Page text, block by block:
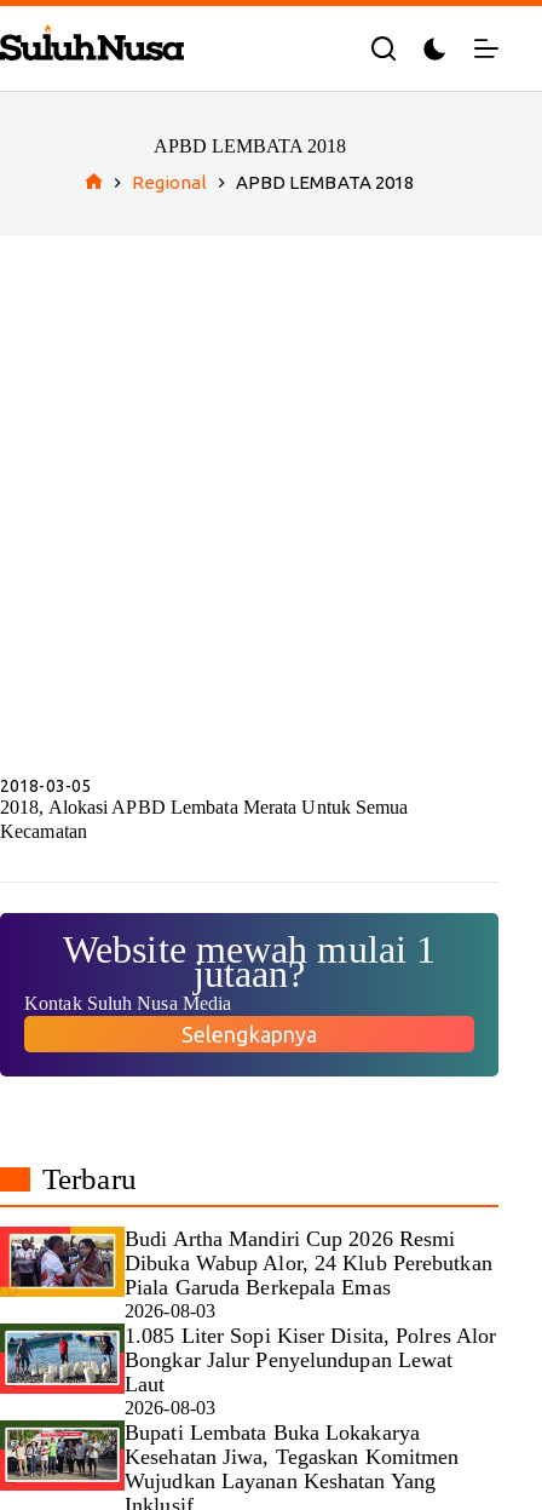
Skip
to
content
APBD LEMBATA 2018
Regional APBD LEMBATA 2018
2018-03-05
2018, Alokasi APBD Lembata Merata Untuk Semua
Kecamatan
Website mewah mulai 1
jutaan?
Kontak Suluh Nusa Media
Selengkapnya
Terbaru
Budi Artha Mandiri Cup 2026 Resmi
Dibuka Wabup Alor, 24 Klub Perebutkan
Piala Garuda Berkepala Emas
2026-08-03
1.085 Liter Sopi Kiser Disita, Polres Alor
Bongkar Jalur Penyelundupan Lewat
Laut
2026-08-03
Bupati Lembata Buka Lokakarya
Kesehatan Jiwa, Tegaskan Komitmen
Wujudkan Layanan Keshatan Yang
Inklusif